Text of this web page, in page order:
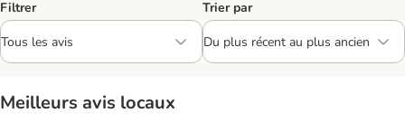
Filtrer Trier par
Meilleurs avis locaux